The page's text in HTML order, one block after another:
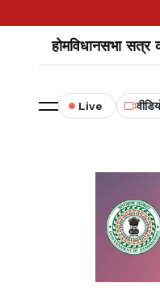
होमविधानसभा सत्र
Live